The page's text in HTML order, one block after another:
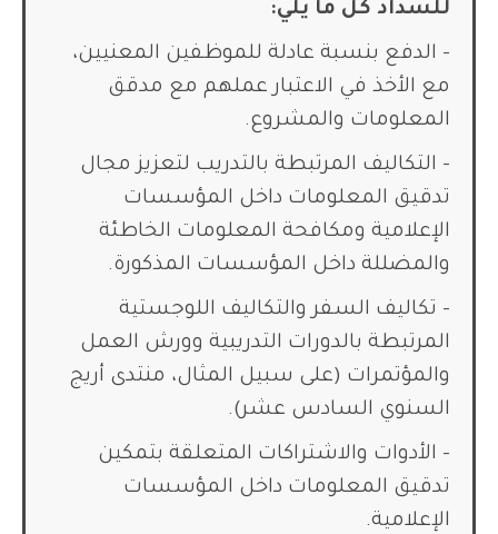
للسداد كل ما يلي:
– الدفع بنسبة عادلة للموظفين المعنيين،
مع الأخذ في الاعتبار عملهم مع مدقق
المعلومات والمشروع.
– التكاليف المرتبطة بالتدريب لتعزيز مجال
تدقيق المعلومات داخل المؤسسات
الإعلامية ومكافحة المعلومات الخاطئة
والمضللة داخل المؤسسات المذكورة.
– تكاليف السفر والتكاليف اللوجستية
المرتبطة بالدورات التدريبية وورش العمل
والمؤتمرات (على سبيل المثال، منتدى أريج
السنوي السادس عشر).
– الأدوات والاشتراكات المتعلقة بتمكين
تدقيق المعلومات داخل المؤسسات
الإعلامية.